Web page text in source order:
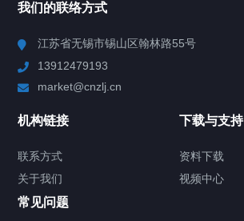
Chiller高精度制冷循环器
TCU温度控制单元
我们的联络方式
江苏省无锡市锡山区翰林路55号
13912479193
market@cnzlj.cn
机构链接
联系方式
关于我们
下载与支持
资料下载
视频中心
常见问题